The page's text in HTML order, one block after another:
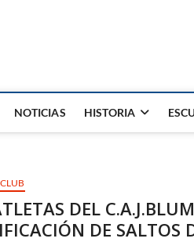
NOTICIAS HISTORIA
DEL
DE SALTOS